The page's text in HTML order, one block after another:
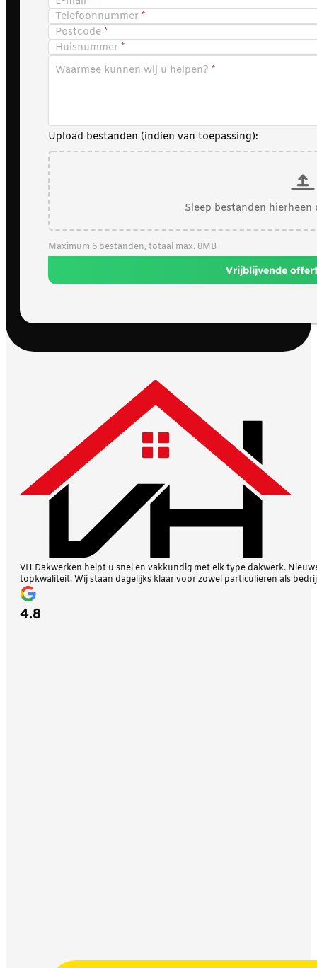
Telefoonnummer
Postcode
Huisnummer
Waarmee kunnen wij u helpen?
Upload bestanden (indien van toepassing):
Sleep bestanden
Maximum 6 bestanden, totaal max. 8MB
Vrijblijvende
VH Dakwerken helpt u snel en vakkundig met elk type dakwerk.
topkwaliteit. Wij staan dagelijks klaar voor zowel particulieren als
4.8